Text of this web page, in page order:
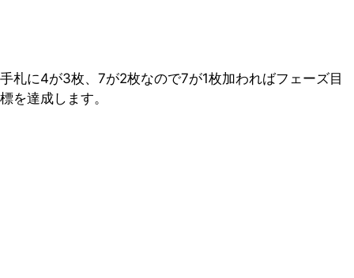
手札に4が3枚、7が2枚なので7が1枚加わればフェーズ目
標を達成します。